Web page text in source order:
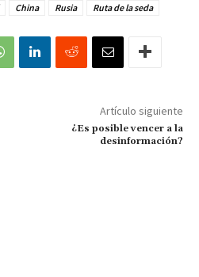
China Rusia Ruta de la seda
Artículo siguiente
¿Es posible vencer a la
desinformación?